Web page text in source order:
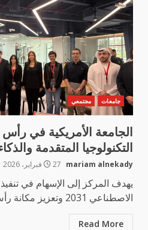
جامعات مجتمعي
الجامعة الأمريكية في
التكنولوجيا المتقدمة
mariam alnekady 27 فبراير، 2026
يهدف المركز إلى الإسهام في تنفيذ
الاصطناعي 2031 وتعزيز مكانة رأس الخيمة كمركز إقليمي...
Read More